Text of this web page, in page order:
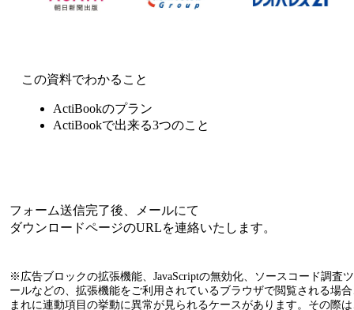
この資料でわかること
ActiBookのプラン
ActiBookで出来る3つのこと
フォーム送信完了後、メールにて
ダウンロードページのURLを連絡いたします。
※広告ブロックの拡張機能、JavaScriptの無効化、ソースコード調査ツ
ールなどの、拡張機能をご利用されているブラウザで閲覧される場
まれに連動項目の挙動に異常が見られるケースがあります。その際